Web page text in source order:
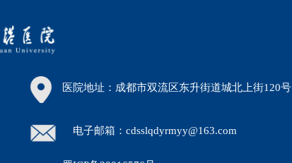
医院地址：成都市双流区东升街道城北上街120号
电子邮箱：cdsslqdyrmyy@163.com